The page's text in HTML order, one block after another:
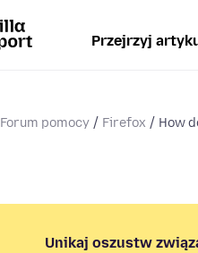
Przejrzyj
Forum pomocy Firefox How
Unikaj oszustw